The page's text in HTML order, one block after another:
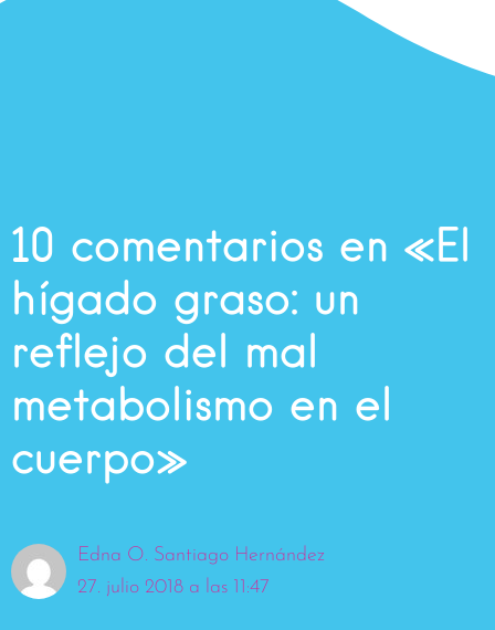
10 comentarios en «El
hígado graso: un
reflejo del mal
metabolismo en el
cuerpo»
Edna O. Santiago Hernández
27. julio 2018 a las 11:47